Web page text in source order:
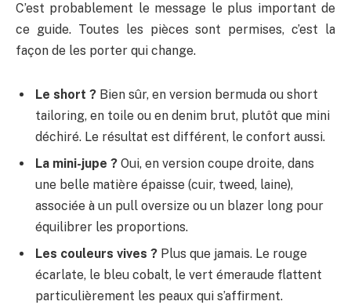
C’est probablement le message le plus important de
ce guide. Toutes les pièces sont permises, c’est la
façon de les porter qui change.
Le short ? Bien sûr, en version bermuda ou short
tailoring, en toile ou en denim brut, plutôt que mini
déchiré. Le résultat est différent, le confort aussi.
La mini-jupe ? Oui, en version coupe droite, dans
une belle matière épaisse (cuir, tweed, laine),
associée à un pull oversize ou un blazer long pour
équilibrer les proportions.
Les couleurs vives ? Plus que jamais. Le rouge
écarlate, le bleu cobalt, le vert émeraude flattent
particulièrement les peaux qui s’affirment.